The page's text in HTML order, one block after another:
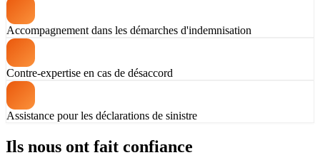
Accompagnement dans les démarches d'indemnisation
Contre-expertise en cas de désaccord
Assistance pour les déclarations de sinistre
Ils nous ont fait confiance